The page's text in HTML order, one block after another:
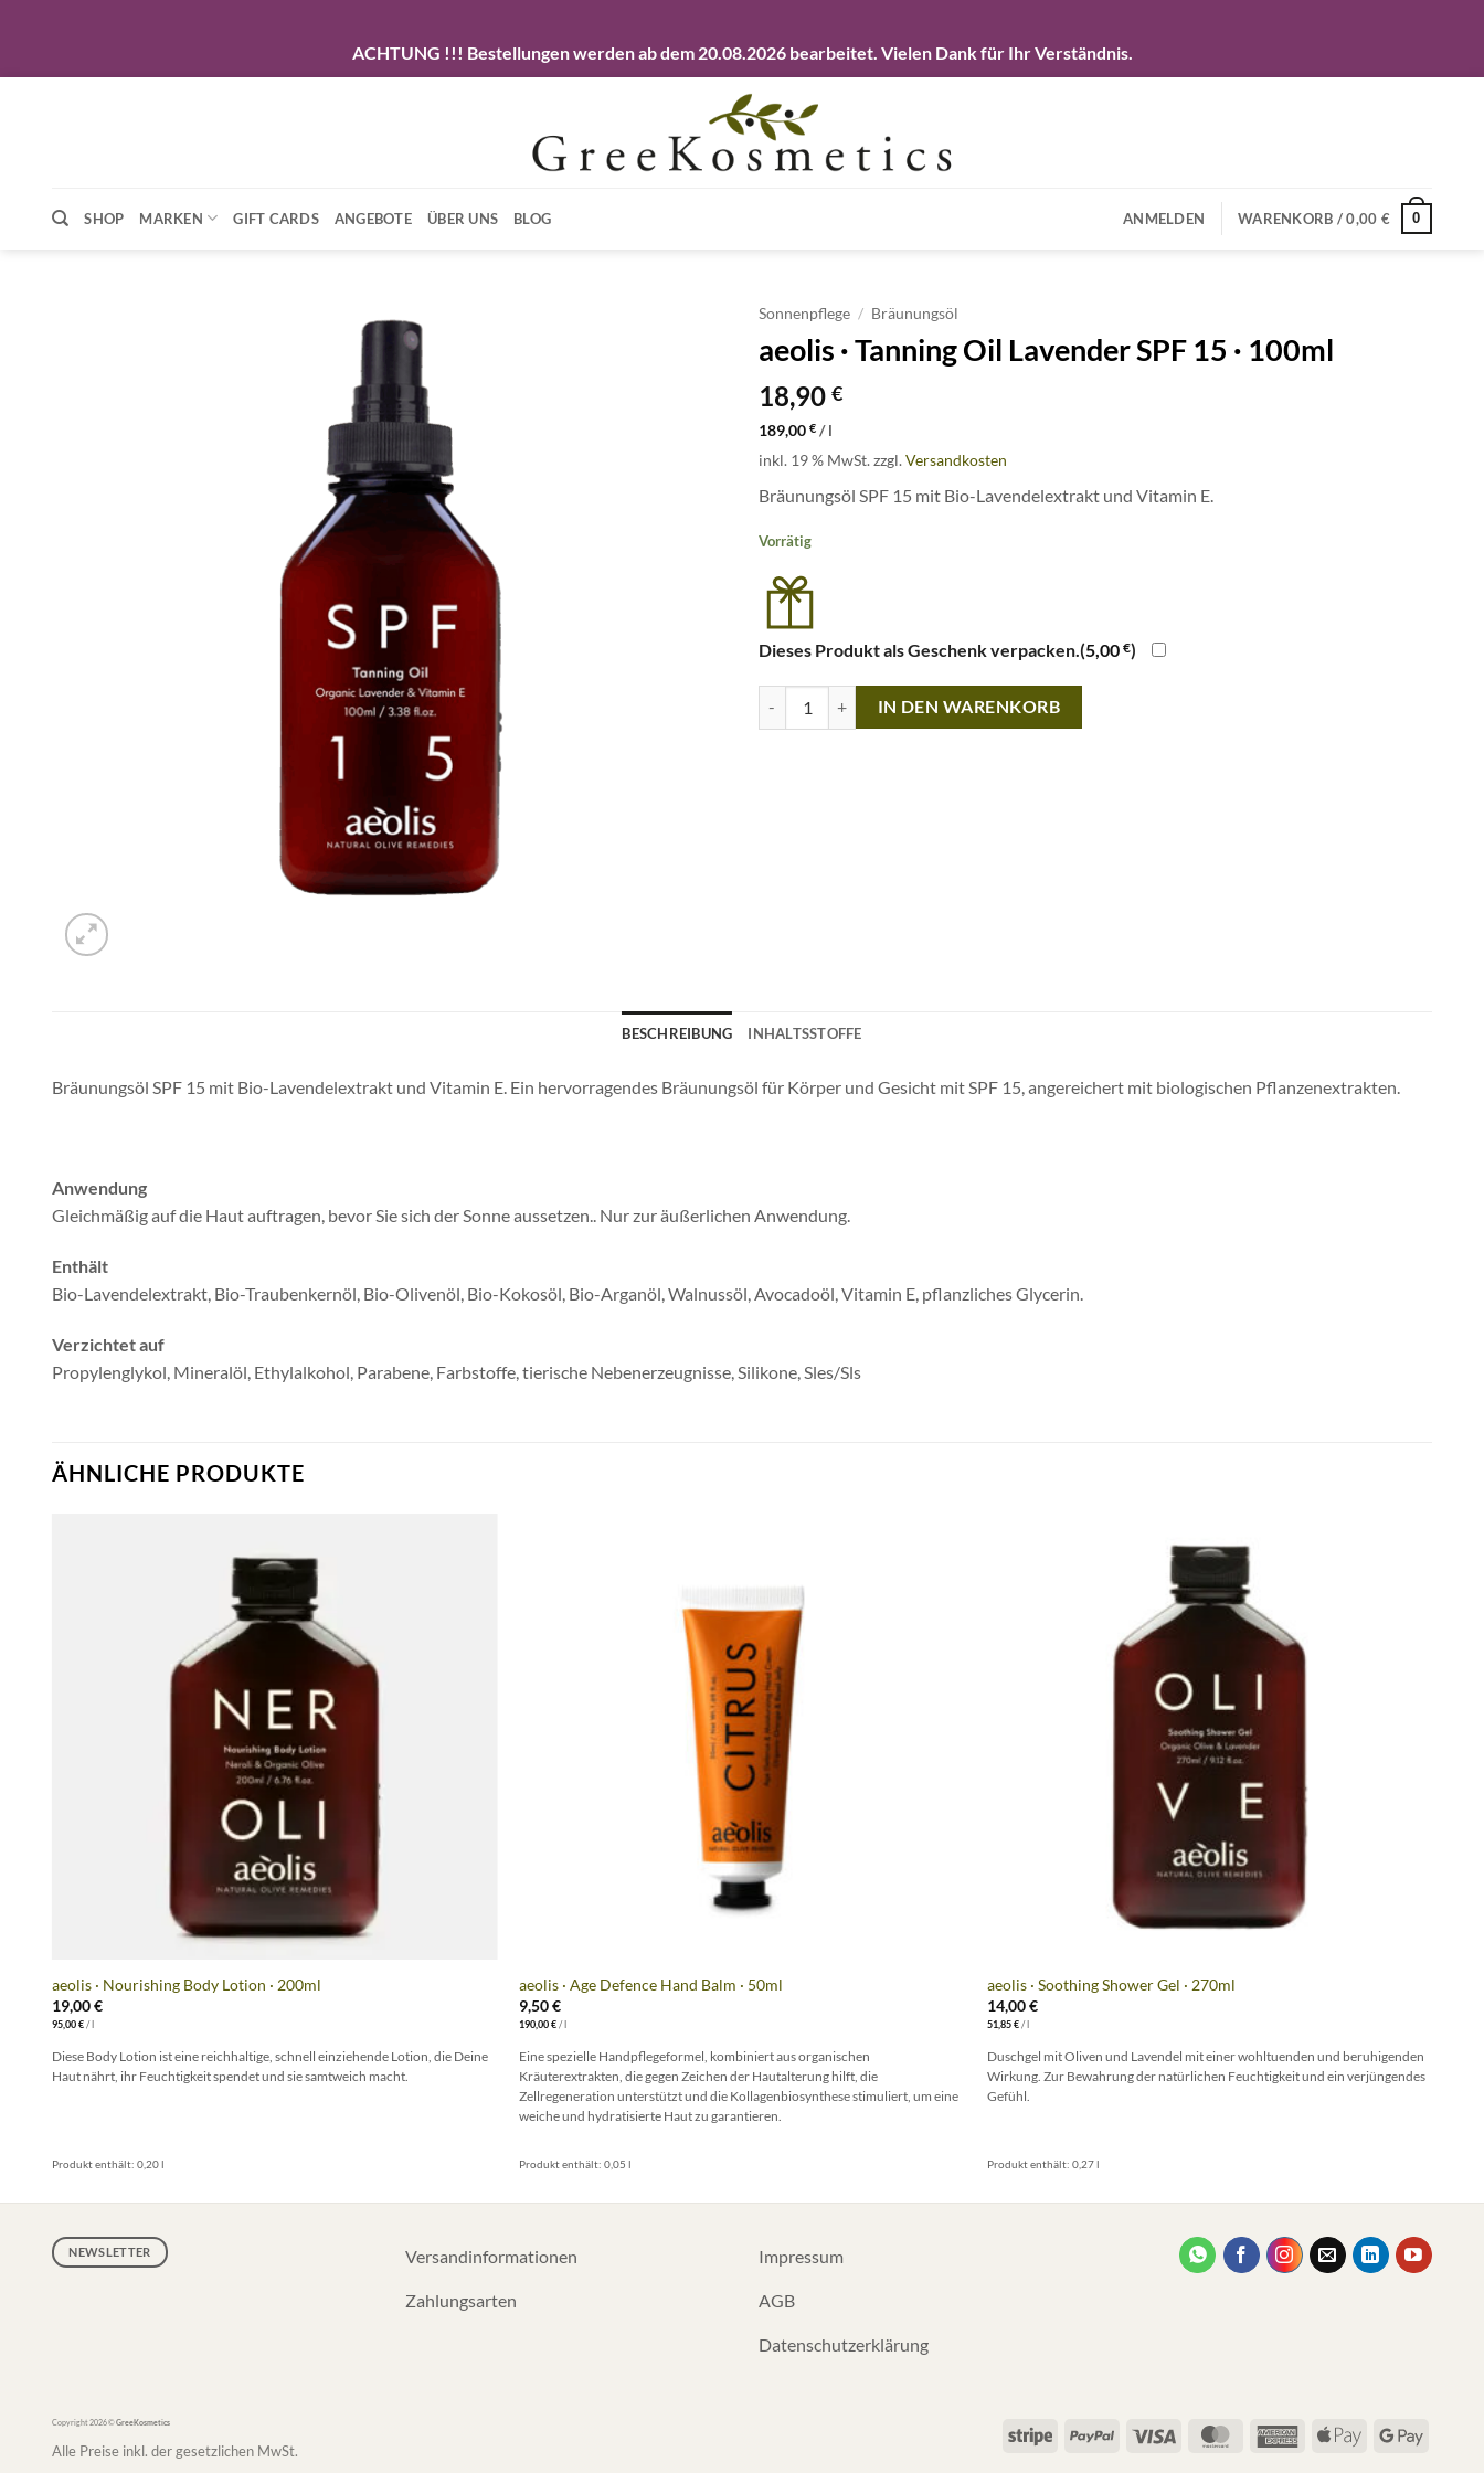
ACHTUNG !!! Bestellungen werden ab dem 20.08.2026 bearbeitet. Vielen Dank für Ihr Verständnis.
SHOP MARKEN GIFT CARDS ANGEBOTE ÜBER UNS BLOG ANMELDEN WARENKORB /0,00 € 0
Sonnenpflege / Bräunungsöl
aeolis · Tanning Oil Lavender SPF 15 · 100ml
18,90 €
189,00 € /l
inkl. 19 % MwSt.zzgl.Versandkosten
Bräunungsöl SPF 15 mit Bio-Lavendelextrakt und Vitamin E.
Vorrätig
Dieses Produkt als Geschenk verpacken.(5,00 €)
aeolis · Tanning Oil Lavender SPF 15 · 100ml Menge
IN DEN WARENKORB
BESCHREIBUNG INHALTSSTOFFE
Bräunungsöl SPF 15 mit Bio-Lavendelextrakt und Vitamin E. Ein hervorragendes Bräunungsöl für Körper und Gesicht mit SPF 15, angereichert mit biologischen Pflanzenextrakten.
Anwendung
Gleichmäßig auf die Haut auftragen, bevor Sie sich der Sonne aussetzen.. Nur zur äußerlichen Anwendung.
Enthält
Bio-Lavendelextrakt, Bio-Traubenkernöl, Bio-Olivenöl, Bio-Kokosöl, Bio-Arganöl, Walnussöl, Avocadoöl, Vitamin E, pflanzliches Glycerin.
Verzichtet auf
Propylenglykol, Mineralöl, Ethylalkohol, Parabene, Farbstoffe, tierische Nebenerzeugnisse, Silikone, Sles/Sls
ÄHNLICHE PRODUKTE
aeolis · Nourishing Body Lotion · 200ml
19,00€
95,00€/l
Diese Body Lotion ist eine reichhaltige, schnell einziehende Lotion, die Deine
Haut nährt, ihr Feuchtigkeit spendet und sie samtweich macht.
Produkt enthält: 0,20l
aeolis · Age Defence Hand Balm · 50ml
9,50€
190,00€/l
Eine spezielle Handpflegeformel, kombiniert aus organischen
Kräuterextrakten, die gegen Zeichen der Hautalterung hilft, die
Zellregeneration unterstützt und die Kollagenbiosynthese stimuliert, um eine
weiche und hydratisierte Haut zu garantieren.
Produkt enthält: 0,05l
aeolis · Soothing Shower Gel · 270ml
14,00€
51,85€/l
Duschgel mit Oliven und Lavendel mit einer wohltuenden und beruhigenden
Wirkung. Zur Bewahrung der natürlichen Feuchtigkeit und ein verjüngendes
Gefühl.
Produkt enthält: 0,27l
NEWSLETTER Versandinformationen
Zahlungsarten
Impressum
AGB
Datenschutzerklärung
Stripe PayPal Visa MasterCardAmericanApple
Google
Copyright 2026 ©GreeKosmetics
Alle Preise inkl. der gesetzlichen MwSt.